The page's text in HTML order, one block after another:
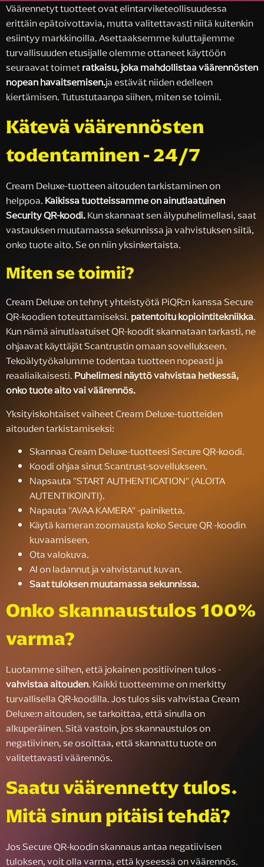
Väärennetyt tuotteet ovat elintarviketeollisuudessa
erittäin epätoivottavia, mutta valitettavasti niitä kuitenkin
esiintyy markkinoilla. Asettaaksemme kuluttajiemme
turvallisuuden etusijalle olemme ottaneet käyttöön
seuraavat toimetratkaisu, joka mahdollistaa väärennösten
nopean havaitsemisen.ja estävät niiden edelleen
kiertämisen. Tutustutaanpa siihen, miten se toimii.
Kätevä väärennösten
todentaminen - 24/7
Cream Deluxe-tuotteen aitouden tarkistaminen on
helppoa. Kaikissa tuotteissamme on ainutlaatuinen
Security QR-koodi.Kun skannaat sen älypuhelimellasi, saat
vastauksen muutamassa sekunnissa ja vahvistuksen siitä,
onko tuote aito. Se on niin yksinkertaista.
Miten se toimii?
Cream Deluxe on tehnyt yhteistyötä PiQR:n kanssa Secure
QR-koodien toteuttamiseksi. patentoitu kopiointitekniikka.
Kun nämä ainutlaatuiset QR-koodit skannataan tarkasti, ne
ohjaavat käyttäjät Scantrustin omaan sovellukseen.
Tekoälytyökalumme todentaa tuotteen nopeasti ja
reaaliaikaisesti. Puhelimesi näyttö vahvistaa hetkessä,
onko tuote aito vai väärennös.
Yksityiskohtaiset vaiheet Cream Deluxe-tuotteiden
aitouden tarkistamiseksi:
Skannaa Cream Deluxe-tuotteesi Secure QR-koodi.
Koodi ohjaa sinut Scantrust-sovellukseen.
Napsauta "START AUTHENTICATION" (ALOITA
AUTENTIKOINTI).
Napauta "AVAA KAMERA" -painiketta.
Käytä kameran zoomausta koko Secure QR -koodin
kuvaamiseen.
Ota valokuva.
AI on ladannut ja vahvistanut kuvan.
Saat tuloksen muutamassa sekunnissa.
Onko skannaustulos 100%
varma?
Luotamme siihen, että jokainen positiivinen tulos -
vahvistaa aitouden. Kaikki tuotteemme on merkitty
turvallisella QR-koodilla. Jos tulos siis vahvistaa Cream
Deluxe:n aitouden, se tarkoittaa, että sinulla on
alkuperäinen. Sitä vastoin, jos skannaustulos on
negatiivinen, se osoittaa, että skannattu tuote on
valitettavasti väärennös.
Saatu väärennetty tulos.
Mitä sinun pitäisi tehdä?
Jos Secure QR-koodin skannaus antaa negatiivisen
tuloksen, voit olla varma, että kyseessä on väärennös.